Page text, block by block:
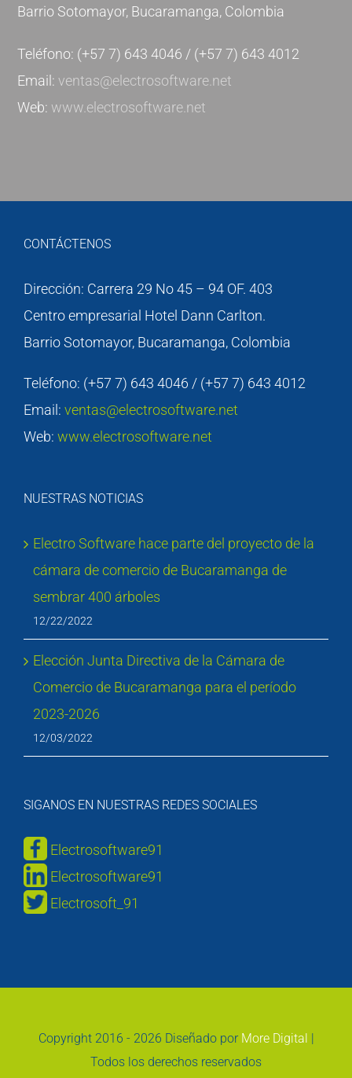
Barrio Sotomayor, Bucaramanga, Colombia
Teléfono: (+57 7) 643 4046 / (+57 7) 643 4012
Email:ventas@electrosoftware.net
Web: www.electrosoftware.net
CONTÁCTENOS
Dirección: Carrera 29 No 45 – 94 OF. 403
Centro empresarial Hotel Dann Carlton.
Barrio Sotomayor, Bucaramanga, Colombia
Teléfono: (+57 7) 643 4046 / (+57 7) 643 4012
Email: ventas@electrosoftware.net
Web: www.electrosoftware.net
NUESTRAS NOTICIAS
Electro Software hace parte del proyecto de la
cámara de comercio de Bucaramanga de
sembrar 400 árboles
12/22/2022
Elección Junta Directiva de la Cámara de
Comercio de Bucaramanga para el período
2023-2026
12/03/2022
SIGANOS EN NUESTRAS REDES SOCIALES
Electrosoftware91
Electrosoftware91
Electrosoft_91
Copyright 2016 - 2026 Diseñado por More Digital
Todos los derechos reservados